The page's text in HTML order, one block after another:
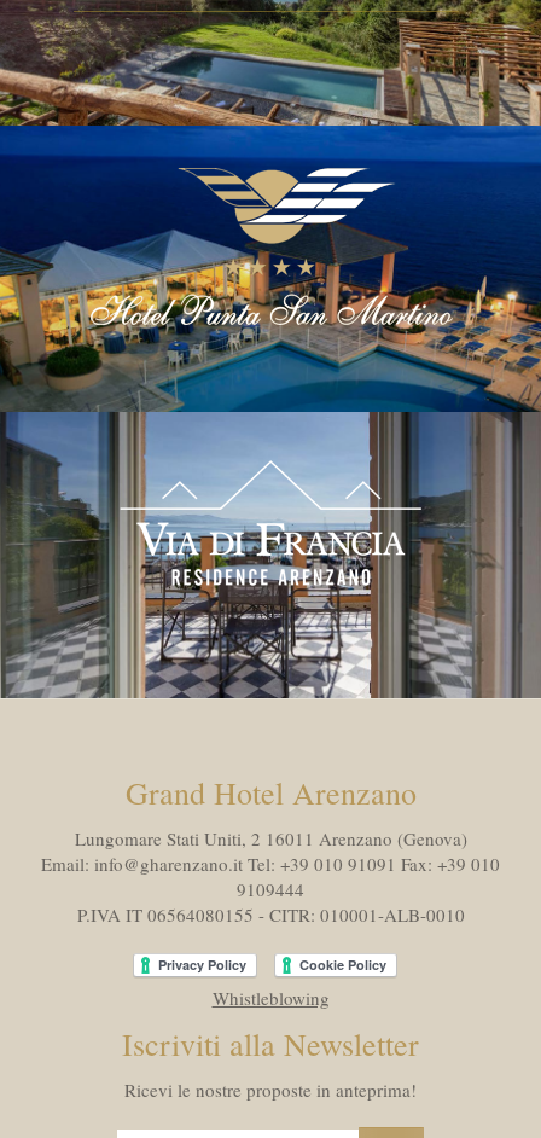
Grand Hotel Arenzano
Lungomare Stati Uniti, 2 16011 Arenzano (Genova)
Email: info@gharenzano.it Tel: +39 010 91091 Fax: +39 010
9109444
P.IVA IT 06564080155 - CITR: 010001-ALB-0010
Whistleblowing
Iscriviti alla Newsletter
Ricevi le nostre proposte in anteprima!